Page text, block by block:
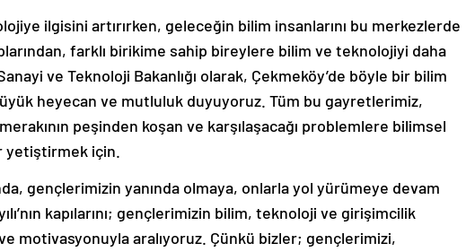
ilgisini artırırken, geleceğin bilim insanlarını bu merkezlerde
farklı birikime sahip bireylere bilim ve teknolojiyi daha
Sanayi ve Teknoloji Bakanlığı olarak, Çekmeköy’de böyle bir bilim
heyecan ve mutluluk duyuyoruz. Tüm bu gayretlerimiz,
peşinden koşan ve karşılaşacağı problemlere bilimsel
yetiştirmek için.
gençlerimizin yanında olmaya, onlarla yol yürümeye devam
kapılarını; gençlerimizin bilim, teknoloji ve girişimcilik
motivasyonuyla aralıyoruz. Çünkü bizler; gençlerimizi,